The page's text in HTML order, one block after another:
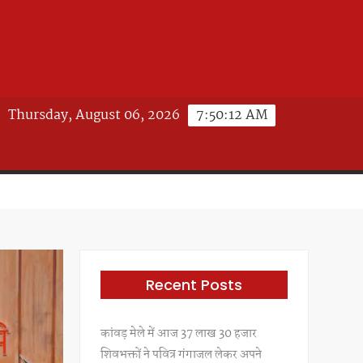
7:50:14 AM
Thursday, August 06, 2026
Recent Posts
कांवड़ मेले में आज 37 लाख 30 हजार
शिवभक्तों ने पवित्र गंगाजल लेकर अपने